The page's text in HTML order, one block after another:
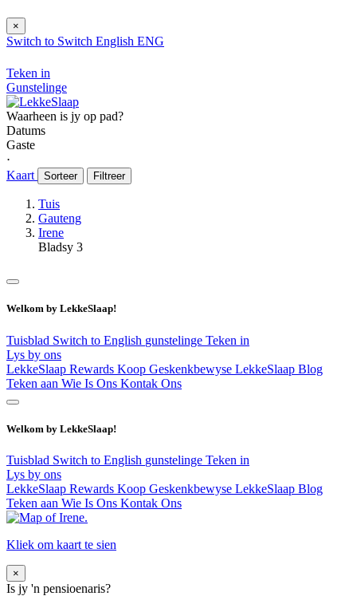
×
Switch to Switch English ENG
Teken in
Gunstelinge
Waarheen is jy op pad?
Datums
Gaste
⋅
Kaart
Sorteer Filtreer
Tuis
Gauteng
Irene
Bladsy 3
Welkom by LekkeSlaap!
Tuisblad Switch to English gunstelinge Teken in
Lys by ons
LekkeSlaap Rewards Koop Geskenkbewyse LekkeSlaap Blog
Teken aan Wie Is Ons Kontak Ons
Welkom by LekkeSlaap!
Tuisblad Switch to English gunstelinge Teken in
Lys by ons
LekkeSlaap Rewards Koop Geskenkbewyse LekkeSlaap Blog
Teken aan Wie Is Ons Kontak Ons
Kliek om kaart te sien
×
Is jy 'n pensioenaris?